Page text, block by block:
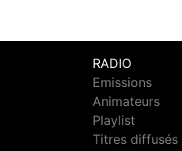
RADIO
Emissions
Animateurs
Playlist
Titres diffusés